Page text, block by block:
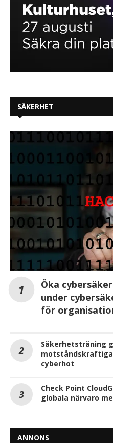
SÄKERHET
Öka
under
för
Säkerhetsträning
cyberhot
Check Point
globala närvaro
ANNONS